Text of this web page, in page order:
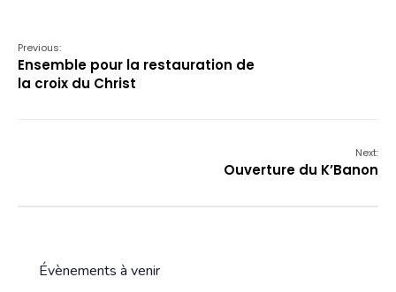
Previous:
Ensemble pour la restauration de
la croix du Christ
Next:
Ouverture du K’Banon
Évènements à venir